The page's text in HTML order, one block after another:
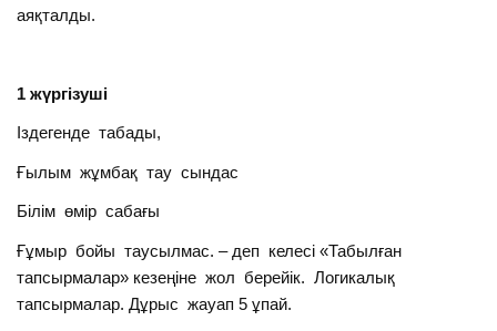
аяқталды.
1 жүргізуші
Іздегенде табады,
Ғылым жұмбақ тау сындас
Білім өмір сабағы
Ғұмыр бойы таусылмас. – деп келесі «Табылған
тапсырмалар» кезеңіне жол берейік. Логикалық
тапсырмалар. Дұрыс жауап 5 ұпай.